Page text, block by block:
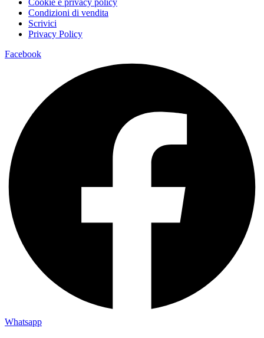
Condizioni di vendita
Scrivici
Privacy Policy
Facebook
Whatsapp